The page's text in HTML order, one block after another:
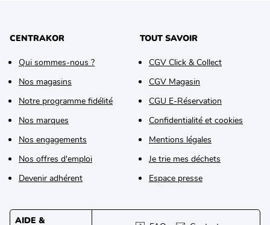
CENTRAKOR
Qui sommes-nous ?
Nos magasins
Notre programme fidélité
Nos marques
Nos engagements
Nos offres d'emploi
Devenir adhérent
TOUT SAVOIR
CGV Click & Collect
CGV Magasin
CGU E-Réservation
Confidentialité et cookies
Mentions légales
Je trie mes déchets
Espace presse
AIDE &